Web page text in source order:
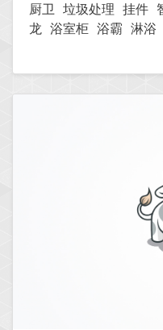
厨卫 垃圾处理 挂件
龙 浴室柜 浴霸 淋浴